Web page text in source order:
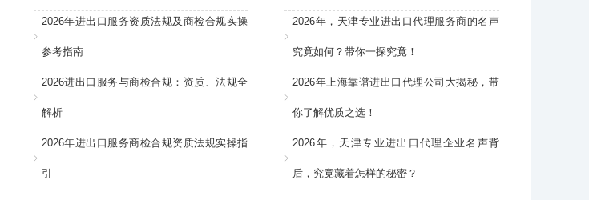
2026年，天津专业进出口代理服务商的名声
究竟如何？带你一探究竟！
2026年上海靠谱进出口代理公司大揭秘，带
你了解优质之选！
2026年，天津专业进出口代理企业名声背
后，究竟藏着怎样的秘密？
2026年进出口服务资质法规及商检合规实操
参考指南
2026进出口服务与商检合规：资质、法规全
解析
2026年进出口服务商检合规资质法规实操指
引